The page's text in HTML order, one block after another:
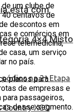
está com
4×4 Misto
um clube de
centavos de
descontos em
e comércios em
telemedicina,
casa, um serviço
no país.
planos para
de empresas e
passageiros,
desse segmento.